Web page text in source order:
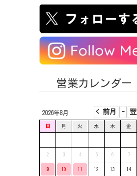
営業カレンダー
2026年8月
日 月 火 水 木 金
2 3 4 5 6 7
9 10 11 12 13 14